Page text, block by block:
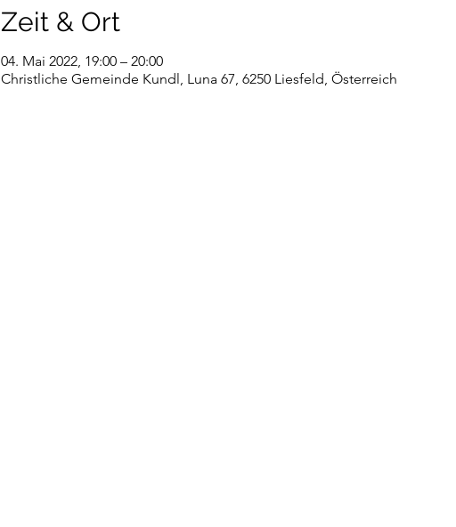
Zeit & Ort
04. Mai 2022, 19:00 – 20:00
Christliche Gemeinde Kundl, Luna 67, 6250 Liesfeld, Österreich